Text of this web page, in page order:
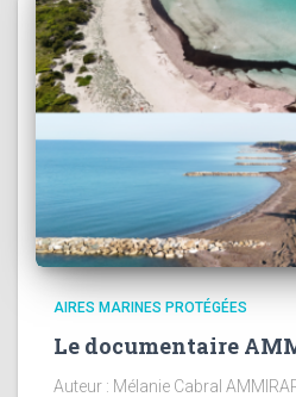
AIRES MARINES PROTÉGÉES
Le documentaire
Auteur : Mélanie Cabral